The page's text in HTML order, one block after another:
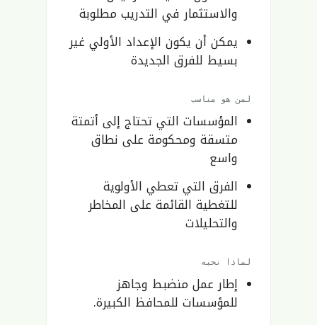
والاستثمار في التدريب مطلوبة
يمكن أن يكون الإعداد الأولي غير
بسيط للفرق الجديدة
لمن هو مناسب
المؤسسات التي تحتاج إلى أتمتة
متسقة ومحكومة على نطاق
واسع
الفرق التي تعطي الأولوية
للتغطية القائمة على المخاطر
والتحليلات
لماذا نحبه
إطار عمل منضبط وجاهز
للمؤسسات للمحافظ الكبيرة.